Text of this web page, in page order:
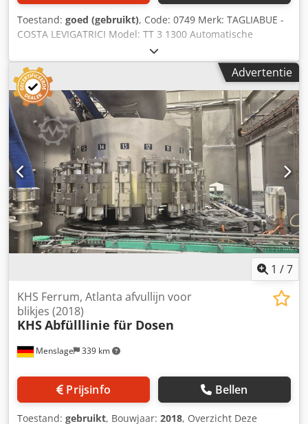
Toestand: goed (gebruikt), Code: 0749 Merk: TAGLIABUE -
COSTA LEVIGATRICI Model: TT 3 1300 Automatische
schuurmachine voor werkbladen, meubels, panelen, tafels
Technische gegevens: Werkbreedte mm 1300 Max.
werkdikte mm 130 Min. werkdikte mm 1 Samenstelling:
Dwsdpfx Ahjh T Dzqoyja 1° Dwarsriem - Motor Hp 15 -
Elektronische snelheidsvariator met display 2° Dwarsband
- Motor Hp 15 - Elektronische snelheidsvariator met display
Afmeting dwarse schuurband mm 1350 x 150 Chevron
schuurband afmeting mm 5510 x 140 Bandblazers
Bandsnelheid mt/min 5/25 Vaste tafel en mobiele kop voor
online instellen Paneelreinigende roterende blazers
Vacuümtafel Borstel voor bandreiniging Invoerrollenbaan
Geïnstalleerd vermogen Kw 32 Perslucht 7 Atm
Zuigopeningen: nr. 2 diameter mm 200 - nr. 2 diameter
mm 150 - nr. 2 diameter mm 100 Afmetingen mmm 4400 x
2500 x 1600 h Gewicht kg 5000
Advertentie
1 /7
Menslage 339 km
KHS Ferrum, Atlanta afvullijn voor
blikjes (2018)
KHSAbfülllinie für Dosen
Prijsinfo Bellen
Toestand: gebruikt, Bouwjaar: 2018, Overzicht Deze